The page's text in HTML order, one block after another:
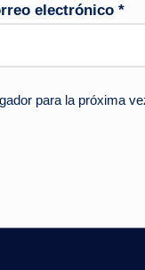
electrónico *
para la próxima